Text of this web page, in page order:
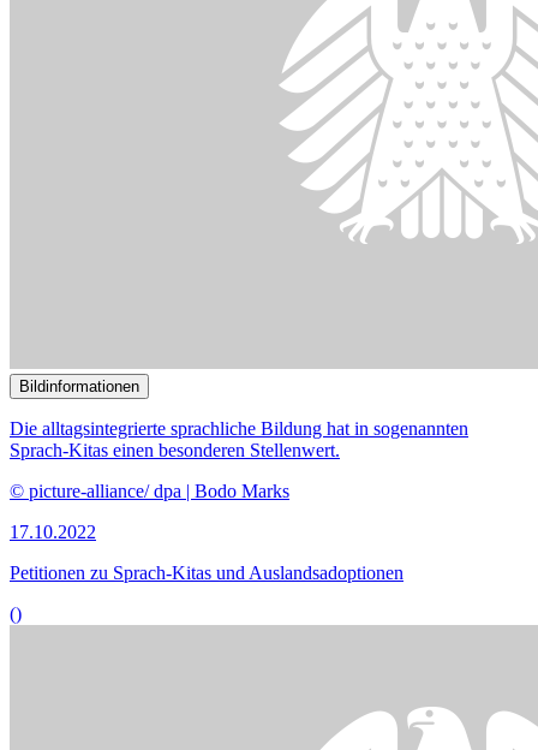
Die alltagsintegrierte sprachliche Bildung hat in sogenannten
Sprach-Kitas einen besonderen Stellenwert.
()
Der Petitionsausschuss befasst sich unter anderem in einer Petition